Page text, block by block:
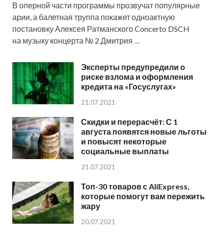
В оперной части программы прозвучат популярные
арии, а балетная труппа покажет одноактную
постановку Алексея Ратманского Concerto DSCH
на музыку концерта № 2 Дмитрия …
Эксперты предупредили о
риске взлома и оформления
кредита на «Госуслугах»
21.07.2021
Скидки и перерасчёт: С 1
августа появятся новые льготы
и повысят некоторые
социальные выплаты
21.07.2021
Топ-30 товаров с AliExpress,
которые помогут вам пережить
жару
20.07.2021